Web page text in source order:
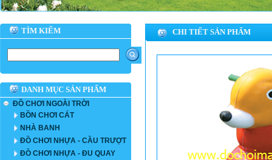
TÌM KIẾM
DANH MỤC SẢN PHẨM
ĐỒ CHƠI NGOÀI TRỜI
BỒN CHƠI CÁT
NHÀ BANH
ĐỒ CHƠI NHỰA - CẦU TRƯỢT
ĐỒ CHƠI NHỰA - ĐU QUAY
CHI TIẾT SẢN PHẨM